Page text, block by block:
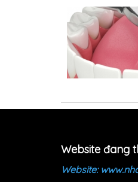
Website đang
​Website: